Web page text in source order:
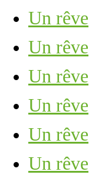
Un rêve
Un rêve
Un rêve
Un rêve
Un rêve
Un rêve